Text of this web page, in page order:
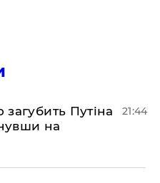
Путіна
на
21:44